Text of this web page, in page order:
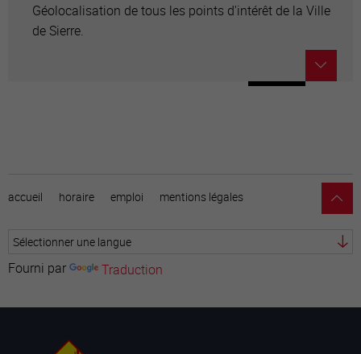
Géolocalisation de tous les points d'intérêt de la Ville
de Sierre.
accueil horaire emploi mentions légales
Fourni par Traduction